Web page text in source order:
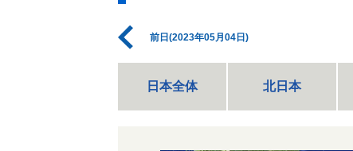
前日(2023年05月04日)
日本全体 北日本